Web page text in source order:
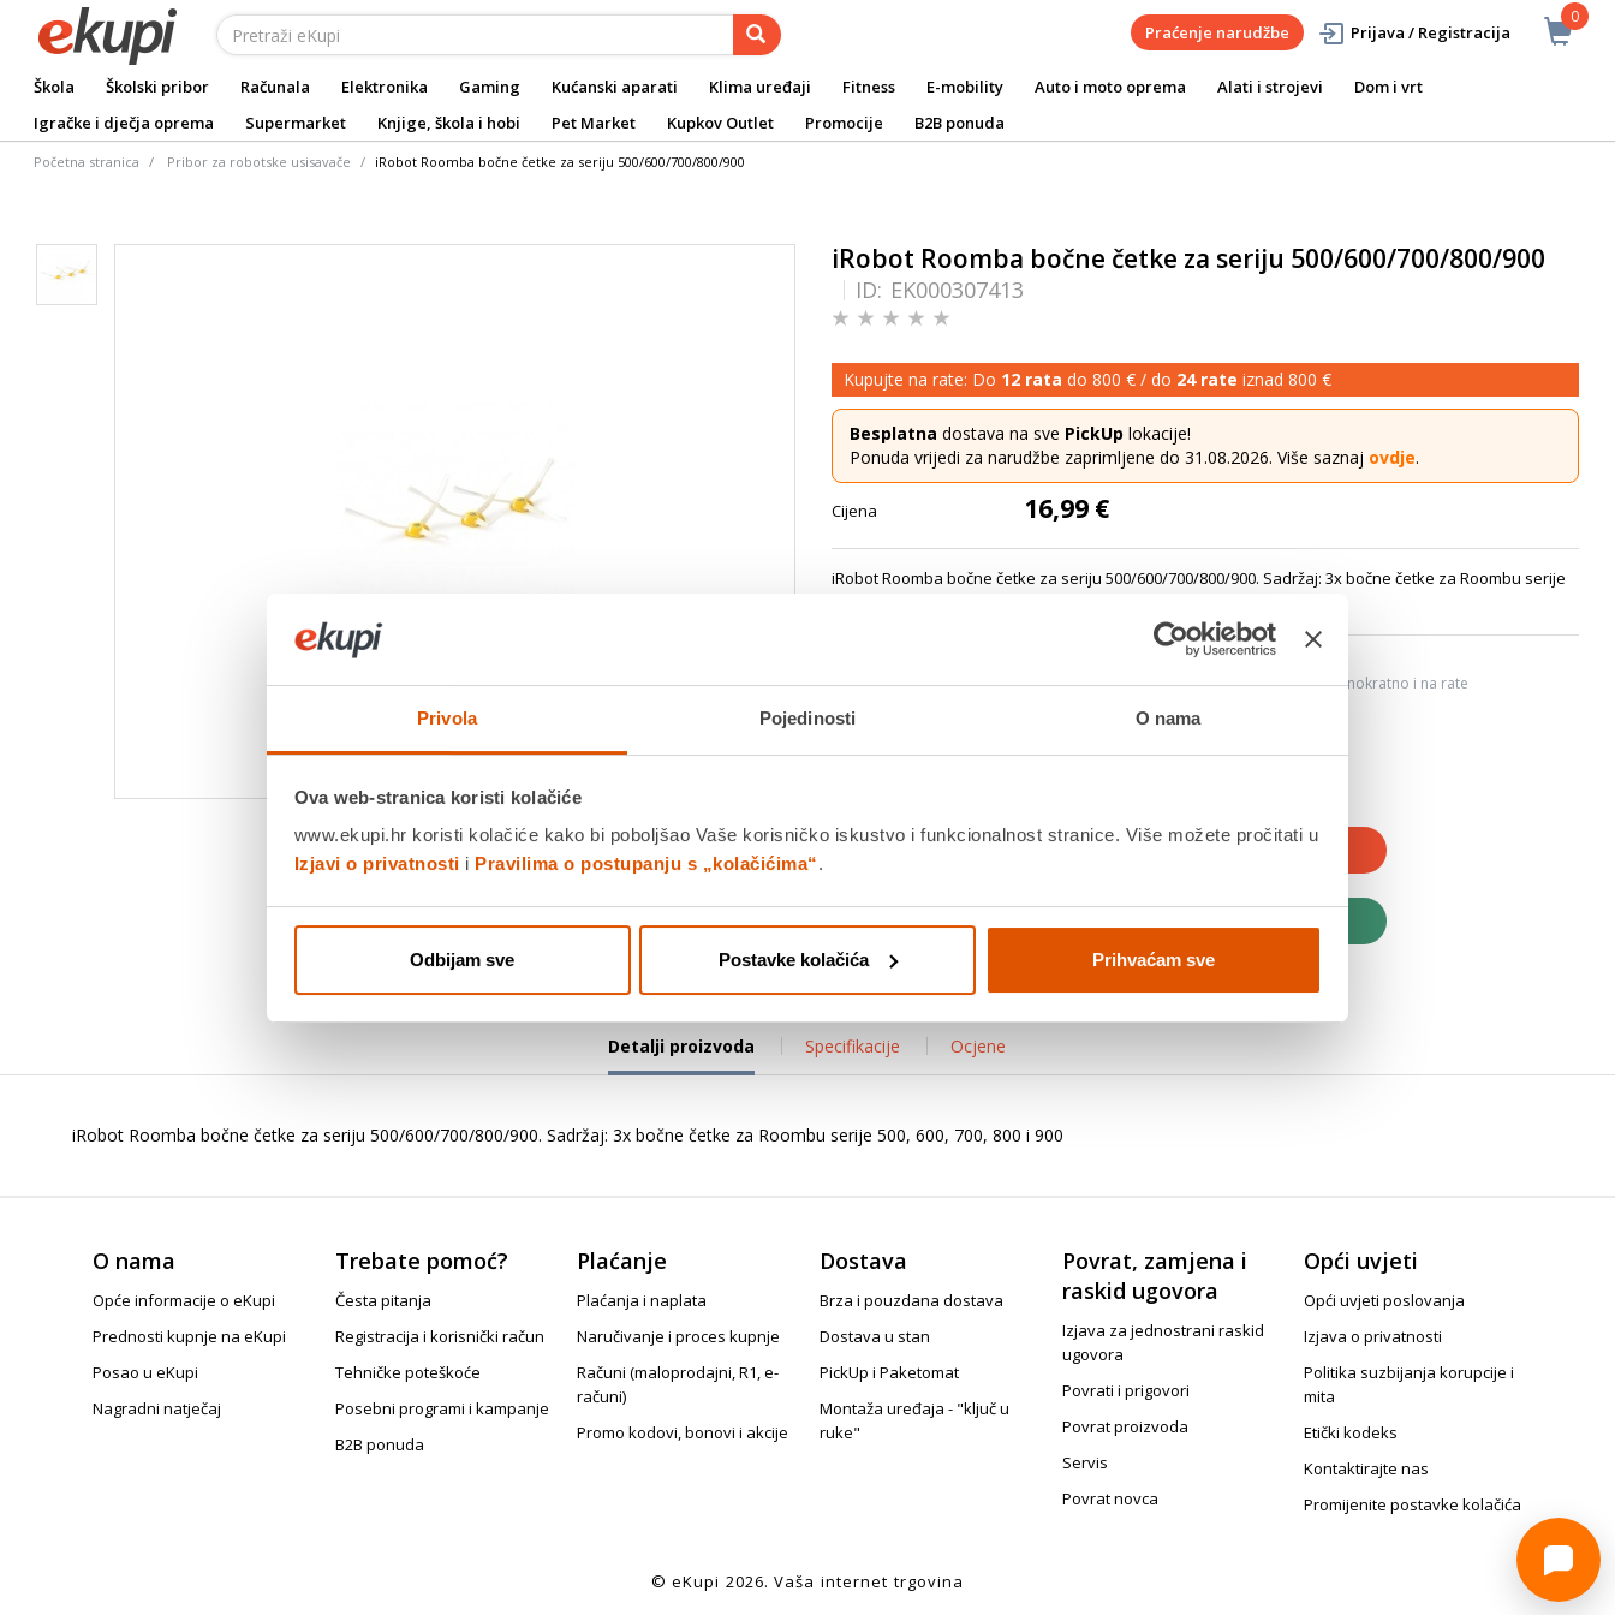
Privola Pojedinosti O nama
Ova web-stranica koristi kolačiće
www.ekupi.hr koristi kolačiće kako bi poboljšao Vaše korisničko iskustvo i funkcionalnost stranice. Više možete pročitati u
Izjavi o privatnosti i Pravilima o postupanju s „kolačićima“.
Odbijam sve Postavke kolačića Prihvaćam sve
0
Praćenje narudžbe Prijava / Registracija
Škola Školski pribor Računala Elektronika Gaming Kućanski aparati Klima uređaji Fitness E-mobility Auto i moto oprema Alati i strojevi
Dom i vrt
Igračke i dječja oprema
Supermarket Knjige, škola i hobi Pet Market Kupkov Outlet Promocije B2B ponuda
Početna stranica Pribor za robotske usisavače iRobot Roomba bočne četke za seriju 500/600/700/800/900
iRobot Roomba bočne četke za seriju 500/600/700/800/900
ID: EK000307413
Kupujte na rate: Do 12 rata do 800 € / do 24 rate iznad 800 €
Besplatna dostava na sve PickUp lokacije!
Ponuda vrijedi za narudžbe zaprimljene do 31.08.2026. Više saznaj ovdje.
Cijena 16,99 €
iRobot Roomba bočne četke za seriju 500/600/700/800/900. Sadržaj: 3x bočne četke za Roombu serije
Platite gotovinom pri preuzimanju, Internet bankarstvom, karticama jednokratno i na rate
Usporedite proizvod
Detalji proizvoda Specifikacije Ocjene
iRobot Roomba bočne četke za seriju 500/600/700/800/900. Sadržaj: 3x bočne četke za Roombu serije 500, 600, 700, 800 i 900
O nama
Opće informacije o eKupi
Prednosti kupnje na eKupi
Posao u eKupi
Nagradni natječaj
Trebate pomoć?
Česta pitanja
Registracija i korisnički račun
Tehničke poteškoće
Posebni programi i kampanje
B2B ponuda
Plaćanje
Plaćanja i naplata
Naručivanje i proces kupnje
Računi (maloprodajni, R1, e-
računi)
Promo kodovi, bonovi i akcije
Dostava
Brza i pouzdana dostava
Dostava u stan
PickUp i Paketomat
Montaža uređaja - "ključ u
ruke"
Povrat, zamjena i
raskid ugovora
Izjava za jednostrani raskid
ugovora
Povrati i prigovori
Povrat proizvoda
Servis
Povrat novca
Opći uvjeti
Opći uvjeti poslovanja
Izjava o privatnosti
Politika suzbijanja korupcije i
mita
Etički kodeks
Kontaktirajte nas
Promijenite postavke kolačića
© eKupi 2026. Vaša internet trgovina